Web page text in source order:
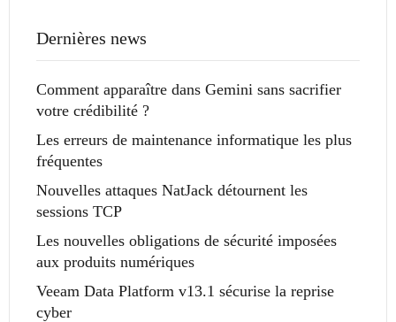
Dernières news
Comment apparaître dans Gemini sans sacrifier
votre crédibilité ?
Les erreurs de maintenance informatique les plus
fréquentes
Nouvelles attaques NatJack détournent les
sessions TCP
Les nouvelles obligations de sécurité imposées
aux produits numériques
Veeam Data Platform v13.1 sécurise la reprise
cyber